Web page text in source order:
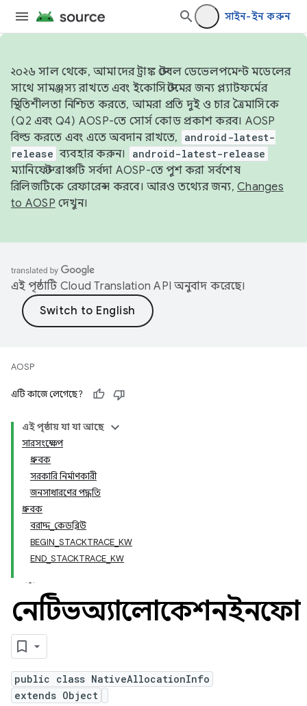
সাইন-ইন করুন
২০২৬ সাল থেকে, আমাদের ট্রাঙ্ক স্টেবল ডেভেলপমেন্ট মডেলের
সাথে সামঞ্জস্য রাখতে এবং ইকোসিস্টেমের জন্য প্ল্যাটফর্মের
স্থিতিশীলতা নিশ্চিত করতে, আমরা প্রতি দুই ও চার ত্রৈমাসিকে
(Q2 এবং Q4) AOSP-তে সোর্স কোড প্রকাশ করব। AOSP
বিল্ড করতে এবং এতে অবদান রাখতে,
android-latest-
release ব্যবহার করুন। android-latest-release
ম্যানিফেস্ট ব্রাঞ্চটি সর্বদা AOSP-তে পুশ করা সর্বশেষ
রিলিজটিকে রেফারেন্স করবে। আরও তথ্যের জন্য, Changes
to AOSP দেখুন।
এই পৃষ্ঠাটি Cloud Translation API অনুবাদ করেছে।
AOSP
এটি কাজে লেগেছে?
এই পৃষ্ঠায় যা যা আছে
সারসংক্ষেপ
ধ্রুবক
সরকারি নির্মাণকারী
জনসাধারণের পদ্ধতি
ধ্রুবক
বরাদ্দ_কেডব্লিউ
BEGIN_STACKTRACE_KW
END_STACKTRACE_KW
নেটিভঅ্যালোকেশনইনফো
public class NativeAllocationInfo
extends Object